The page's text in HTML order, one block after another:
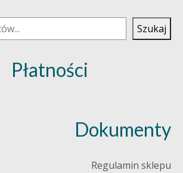
Szukaj
Płatności
Dokumenty
Regulamin sklepu